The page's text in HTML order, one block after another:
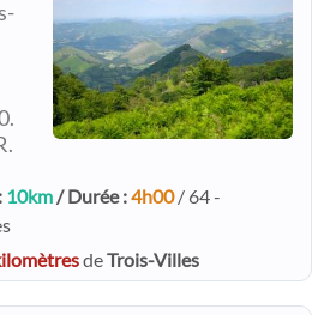
10km/ Durée :4h00/ 64 -
deTrois-Villes